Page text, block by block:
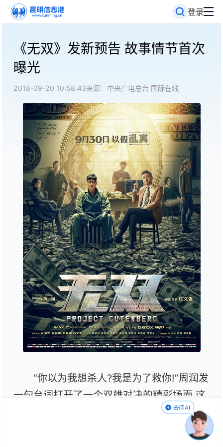
登录
《无双》发新预告 故事情节首次
曝光
2018-09-20 10:58:43来源：中央广电总台 国际在线
“你以为我想杀人?我是为了救你!”周润发
一句台词打开了一个双雄对决的精彩场面,这
就是电影《无双》今日发布的“钞”友情版预
告片首次曝光的故事情节,周润发和郭富城之